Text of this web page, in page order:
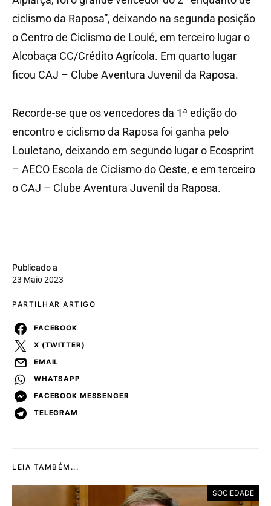
Publicado a
23 Maio 2023
PARTILHAR ARTIGO
FACEBOOK
X (TWITTER)
EMAIL
WHATSAPP
FACEBOOK MESSENGER
TELEGRAM
ciclismo da Raposa”, deixando na segunda posição
o Centro de Ciclismo de Loulé, em terceiro lugar o
Alcobaça CC/Crédito Agrícola. Em quarto lugar
ficou CAJ – Clube Aventura Juvenil da Raposa.
Recorde-se que os vencedores da 1ª edição do
encontro e ciclismo da Raposa foi ganha pelo
Louletano, deixando em segundo lugar o Ecosprint
– AECO Escola de Ciclismo do Oeste, e em terceiro
o CAJ – Clube Aventura Juvenil da Raposa.
LEIA TAMBÉM...
SOCIEDADE